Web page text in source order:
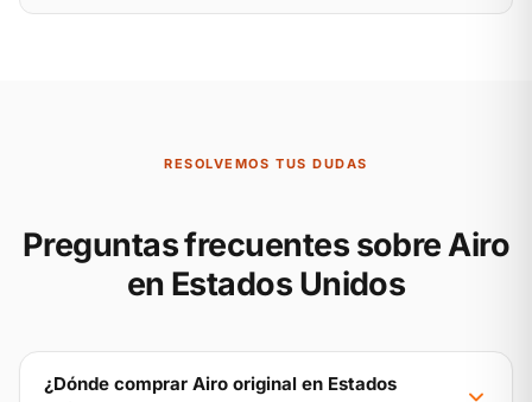
RESOLVEMOS TUS DUDAS
Preguntas frecuentes sobre Airo
en Estados Unidos
¿Dónde comprar Airo original en Estados